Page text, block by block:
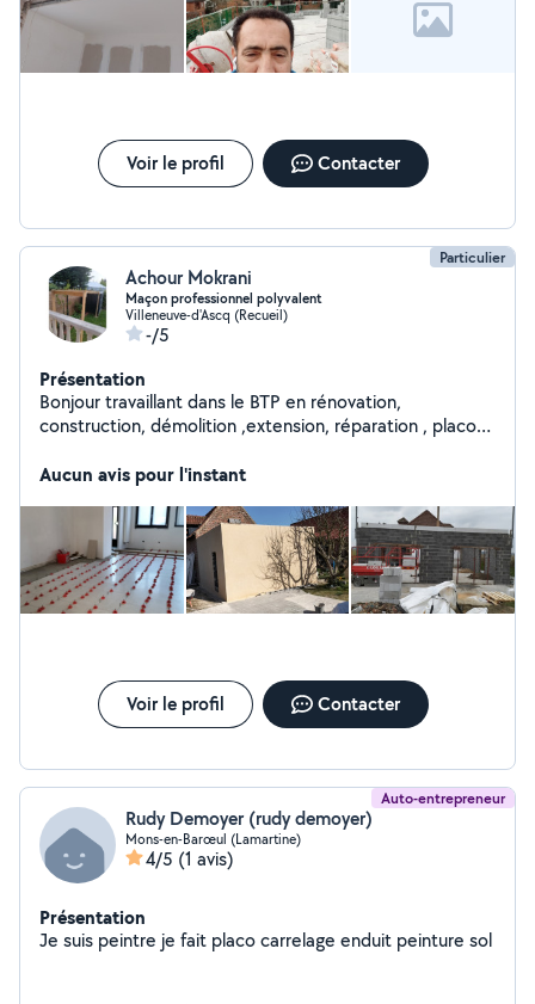
Voir le profil Contacter
Particulier
Achour Mokrani
Maçon professionnel polyvalent
Villeneuve-d'Ascq (Recueil)
-/5
Présentation
Bonjour travaillant dans le BTP en rénovation,
construction, démolition ,extension, réparation , placo
d'expériences mon travail est sérieux et soigné je suis
d'extérieur merci pour votre confiance .
CORDIALEMENT
Aucun avis pour l'instant
Voir le profil Contacter
Auto-entrepreneur
Rudy Demoyer (rudy demoyer)
Mons-en-Barœul (Lamartine)
4/5 (1 avis)
Présentation
Je suis peintre je fait placo carrelage enduit peinture sol